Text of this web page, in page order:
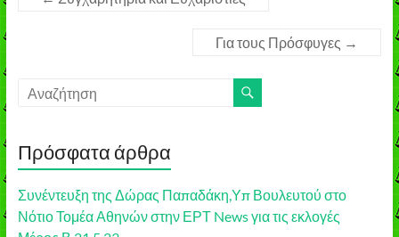
Για τους Πρόσφυγες →
Πρόσφατα άρθρα
Συνέντευξη της Δώρας Παπαδάκη,Υπ Βουλευτού στο
Νότιο Τομέα Αθηνών στην ΕΡΤ News για τις εκλογές